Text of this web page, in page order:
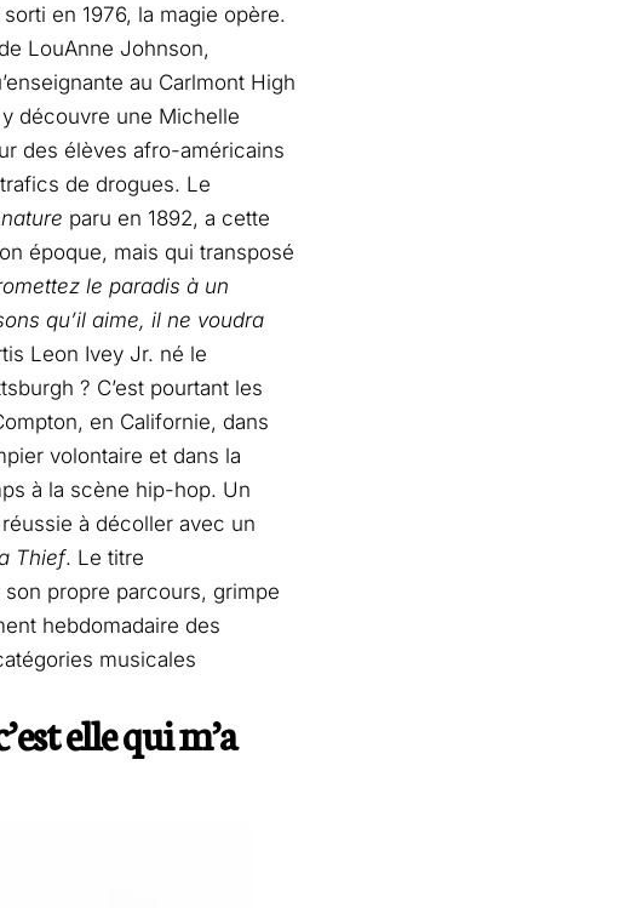
en 1976, la magie opère.
de LouAnne Johnson,
au Carlmont High
découvre une Michelle
des élèves afro-américains
de drogues. Le
paru en 1892, a cette
époque, mais qui transposé
le paradis à un
qu’il aime, il ne voudra
Leon Ivey Jr. né le
? C’est pourtant les
en Californie, dans
volontaire et dans la
à la scène hip-hop. Un
à décoller avec un
Thief. Le titre
propre parcours, grimpe
hebdomadaire des
musicales
elle qui m’a